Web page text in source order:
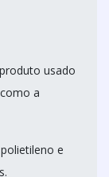
usado
a
e